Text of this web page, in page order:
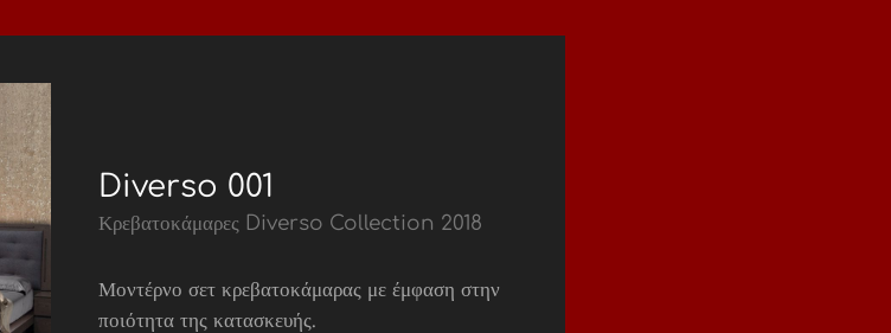
Diverso 001
Κρεβατοκάμαρες Diverso Collection 2018
Μοντέρνο σετ κρεβατοκάμαρας με έμφαση στην
ποιότητα της κατασκευής.